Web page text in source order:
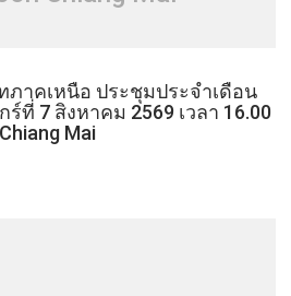
าคเหนือ ประชุมประจำเดือน
ร์ที่ 7 สิงหาคม 2569 เวลา 16.00
Mai